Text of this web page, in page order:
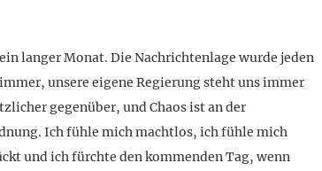
langer Monat. Die Nachrichtenlage wurde jeden
unsere eigene Regierung steht uns immer
gegenüber, und Chaos ist an der
Ich fühle mich machtlos, ich fühle mich
und ich fürchte den kommenden Tag, wenn